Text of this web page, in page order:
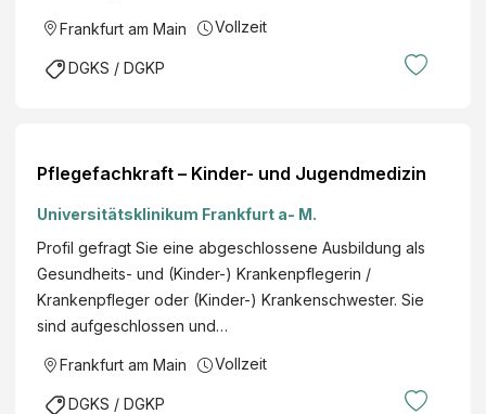
Frankfurt am Main Vollzeit
DGKS / DGKP
Pflegefachkraft – Kinder- und Jugendmedizin
Universitätsklinikum Frankfurt a- M.
Profil gefragt Sie eine abgeschlossene Ausbildung als
Gesundheits- und (Kinder-) Krankenpflegerin /
Krankenpfleger oder (Kinder-) Krankenschwester. Sie
sind aufgeschlossen und…
Frankfurt am Main Vollzeit
DGKS / DGKP